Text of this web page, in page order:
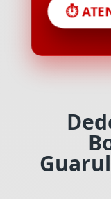
⏱️